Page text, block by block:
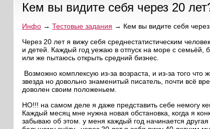
на сайте
Кем вы видите себя через 20
Инфо→ Тестовые задания → Кем вы видите себя
Через 20 лет я вижу себя среднестатистическим
и детей. Каждый год уежаю в отпуск на море с семьёй,
или же пытаюсь открыть средний бизнес.
Возможно комплексую из-за возраста, и из-за того
звезда но довольно знаменитый писатель, почти всё
доволен своим положеньем.
НО!!! на самом деле я даже представить себе немогу
Каждый месяц мне нужна новая обстановка, когда я
забываю об этом. у меня каждый год начинается